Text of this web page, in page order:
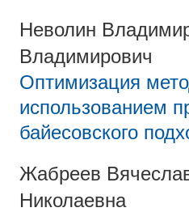
Неволин
Владимирович
Оптимизация
использованием
байесовского
Жабреев
Николаевна